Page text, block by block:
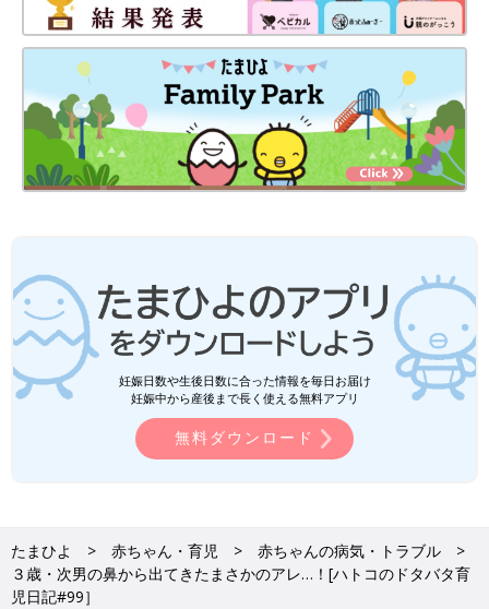
妊娠日数や生後日数に合った情報を毎日お届け
妊娠中から産後まで長く使える無料アプリ
無料ダウンロード
たまひよ 赤ちゃん・育児
赤ちゃんの病気・トラブル
３歳・次男の鼻から出てきたまさかのアレ…！[ハトコのドタバタ育
児日記#99］